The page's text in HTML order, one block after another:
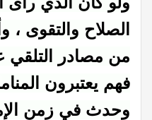
الصلاح والتقوى ،
من مصادر التلقي
فهم يعتبرون
وحدث في زمن